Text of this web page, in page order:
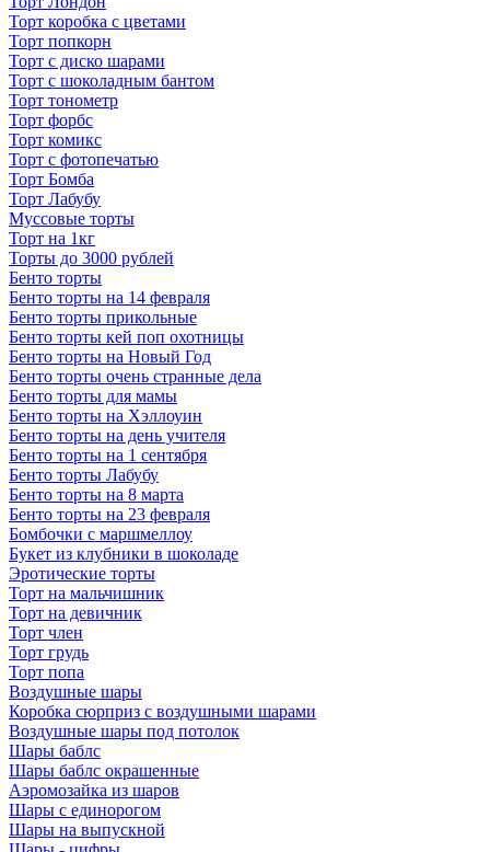
Торт коробка с цветами
Торт попкорн
Торт с диско шарами
Торт с шоколадным бантом
Торт тонометр
Торт форбс
Торт комикс
Торт с фотопечатью
Торт Бомба
Торт Лабубу
Муссовые торты
Торт на 1кг
Торты до 3000 рублей
Бенто торты
Бенто торты на 14 февраля
Бенто торты прикольные
Бенто торты кей поп охотницы
Бенто торты на Новый Год
Бенто торты очень странные дела
Бенто торты для мамы
Бенто торты на Хэллоуин
Бенто торты на день учителя
Бенто торты на 1 сентября
Бенто торты Лабубу
Бенто торты на 8 марта
Бенто торты на 23 февраля
Бомбочки с маршмеллоу
Букет из клубники в шоколаде
Эротические торты
Торт на мальчишник
Торт на девичник
Торт член
Торт грудь
Торт попа
Воздушные шары
Коробка сюрприз с воздушными шарами
Воздушные шары под потолок
Шары баблс
Шары баблс окрашенные
Аэромозайка из шаров
Шары с единорогом
Шары на выпускной